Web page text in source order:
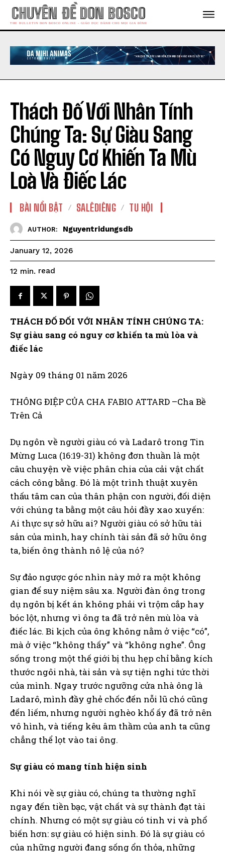
CHUYÊN ĐỀ DON BOSCO
THE BULLETIN DON BOSCO ONLINE - GIÁO DỤC DÀNH CHO MỌI GIA ĐÌNH
Thách Đố Với Nhân Tính
Chúng Ta: Sự Giàu Sang
Có Nguy Cơ Khiến Ta Mù
Loà Và Điếc Lác
BÀI NỔI BẬT SALÊDIÊNG TU HỘI
AUTHOR: Nguyentridungsdb
January 12, 2026
12 min. read
THÁCH ĐỐ ĐỐI VỚI NHÂN TÍNH CHÚNG TA:
Sự giàu sang có nguy cơ khiến ta mù lòa và
điếc lác
Ngày 09 tháng 01 năm 2026
THÔNG ĐIỆP CỦA CHA FABIO ATTARD –Cha Bề
Trên Cả
Dụ ngôn về người giàu có và Ladarô trong Tin
Mừng Luca (16:19-31) không đơn thuần là một
câu chuyện về việc phân chia của cải vật chất
cách công bằng. Đó là một trình thuật xuyên
thấu tâm can của thân phận con người, đối diện
với chúng ta bằng một câu hỏi đầy xao xuyến:
Ai thực sự sở hữu ai? Người giàu có sở hữu tài
sản của mình, hay chính tài sản đã sở hữu ông
ta, biến ông thành nô lệ của nó?
Sự đảo ngược góc nhìn này mở ra một không
gian để suy niệm sâu xa. Người đàn ông trong
dụ ngôn bị kết án không phải vì trộm cắp hay
bóc lột, nhưng vì ông ta đã trở nên mù lòa và
điếc lác. Bi kịch của ông không nằm ở việc “có”,
mà ở việc “không thấy” và “không nghe”. Ông
sống trong một thế giới bị thu hẹp chỉ bằng kích
thước ngôi nhà, tài sản và sự tiện nghi tức thời
của mình. Ngay trước ngưỡng cửa nhà ông là
Ladarô, mình đầy ghẻ chốc đến nỗi lũ chó cũng
đến liếm, nhưng người nghèo khổ ấy đã trở nên
vô hình, và tiếng kêu âm thầm của anh ta cũng
chẳng thể lọt vào tai ông.
Sự giàu có mang tính hiện sinh
Khi nói về sự giàu có, chúng ta thường nghĩ
ngay đến tiền bạc, vật chất và sự thành đạt tài
chính. Nhưng có một sự giàu có tinh vi và phổ
biến hơn: sự giàu có hiện sinh. Đó là sự giàu có
của những người đang sống ổn thỏa, những